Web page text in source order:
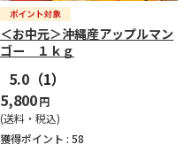
＜お中元＞沖縄産アップルマン
ゴー １ｋｇ
5.0 （1）
5,800円
(送料・税込)
獲得ポイント : 58